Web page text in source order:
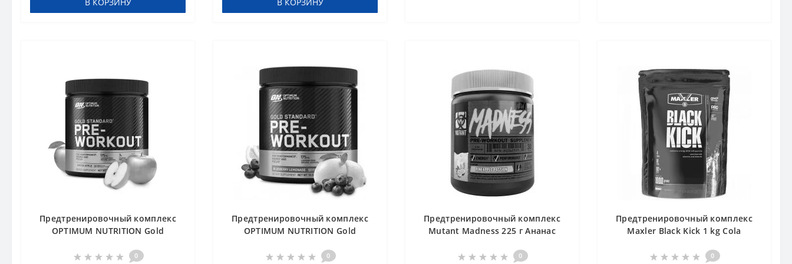
Предтренировочный комплекс
OPTIMUM NUTRITION Gold
Зеленое Яблоко
0
Предтренировочный комплекс
OPTIMUM NUTRITION Gold
Голубика Лимонад
0
Предтренировочный комплекс
Mutant Madness 225 г Ананас
0
Предтренировочный комплекс
Maxler Black Kick 1 kg Cola
0